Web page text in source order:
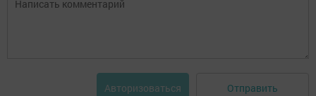
Авторизоваться Отправить